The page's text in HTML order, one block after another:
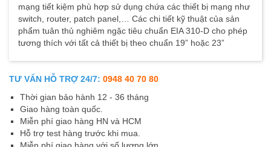
mạng tiết kiệm phù hợp sử dụng chứa các thiết bị mạng như
switch, router, patch panel,… Các chi tiết kỹ thuật của sản
phẩm tuân thủ nghiêm ngặc tiêu chuẩn EIA 310-D cho phép
tương thích với tất cả thiết bị theo chuẩn 19” hoặc 23”
TƯ VẤN HỖ TRỢ 24/7: 0948 40 70 80
Thời gian bảo hành 12 - 36 tháng
Giao hàng toàn quốc.
Miễn phí giao hàng HN và HCM
Hỗ trợ test hàng trước khi mua.